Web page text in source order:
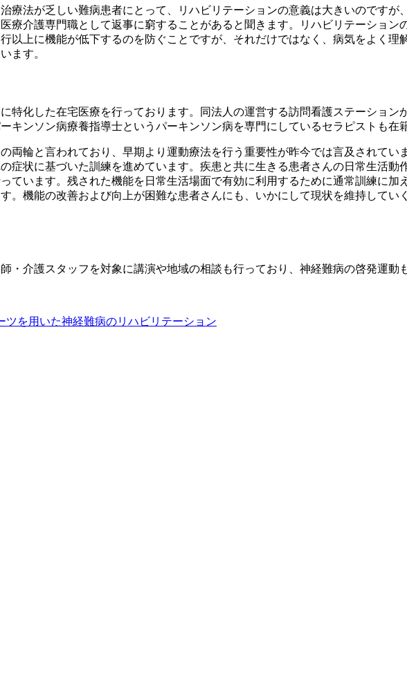
療法が乏しい難病患者にとって、リハビリテーションの意義は大きいのですが
療介護専門職として返事に窮することがあると聞きます。リハビリテーション
以上に機能が低下するのを防ぐことですが、それだけではなく、病気をよく理
ます。
化した在宅医療を行っております。同法人の運営する訪問看護ステーション
キンソン病療養指導士というパーキンソン病を専門にしているセラピストも在
両輪と言われており、早期より運動療法を行う重要性が昨今では言及されてい
症状に基づいた訓練を進めています。疾患と共に生きる患者さんの日常生活動
ています。残された機能を日常生活場面で有効に利用するために通常訓練に加
。機能の改善および向上が困難な患者さんにも、いかにして現状を維持してい
介護スタッフを対象に講演や地域の相談も行っており、神経難病の啓発運動